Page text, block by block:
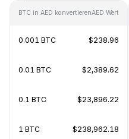
BTC in AED konvertierenAED Wert
0.001 BTC $238.96
0.01 BTC $2,389.62
0.1 BTC $23,896.22
1 BTC $238,962.18